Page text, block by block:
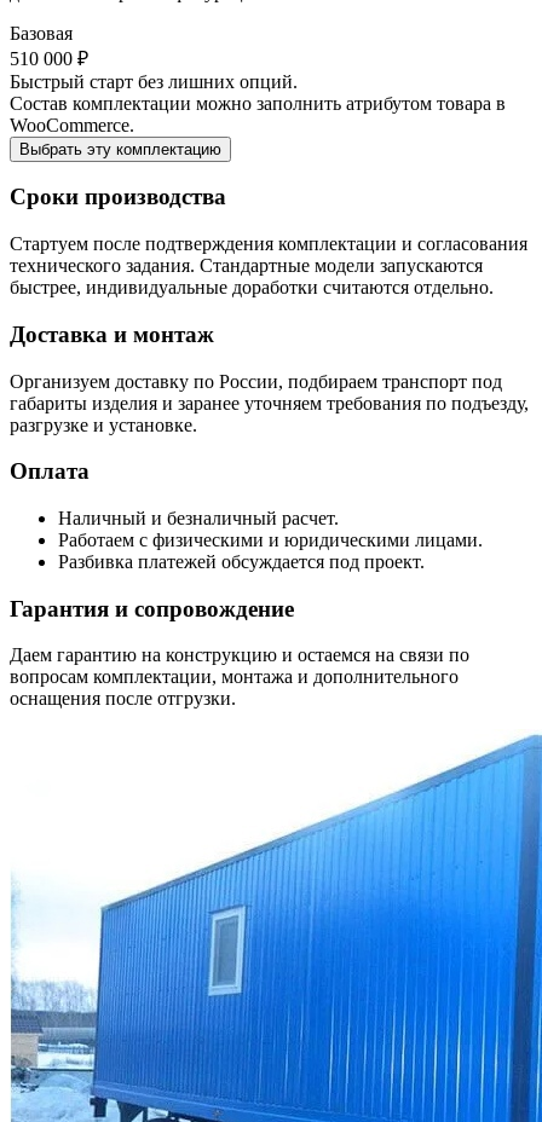
Базовая
510 000 ₽
Быстрый старт без лишних опций.
Состав комплектации можно заполнить атрибутом товара в
WooCommerce.
Выбрать эту комплектацию
Сроки производства
Стартуем после подтверждения комплектации и согласования
технического задания. Стандартные модели запускаются
быстрее, индивидуальные доработки считаются отдельно.
Доставка и монтаж
Организуем доставку по России, подбираем транспорт под
габариты изделия и заранее уточняем требования по подъезду,
разгрузке и установке.
Оплата
Наличный и безналичный расчет.
Работаем с физическими и юридическими лицами.
Разбивка платежей обсуждается под проект.
Гарантия и сопровождение
Даем гарантию на конструкцию и остаемся на связи по
вопросам комплектации, монтажа и дополнительного
оснащения после отгрузки.